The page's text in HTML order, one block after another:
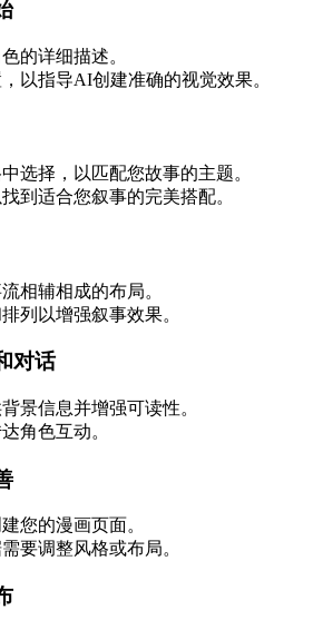
的详细描述。
以指导AI创建准确的视觉效果。
选择，以匹配您故事的主题。
到适合您叙事的完美搭配。
相辅相成的布局。
列以增强叙事效果。
对话
景信息并增强可读性。
角色互动。
您的漫画页面。
要调整风格或布局。